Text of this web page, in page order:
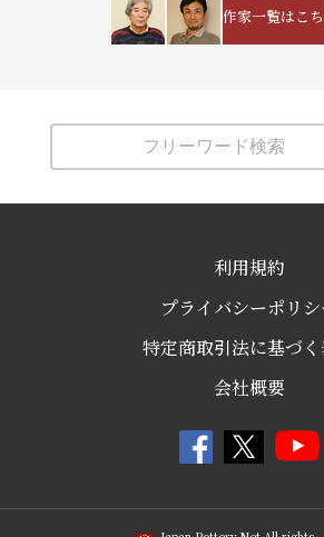
作家一覧はこ
利用規約
プライバシーポリ
特定商取引法に基づ
会社概要